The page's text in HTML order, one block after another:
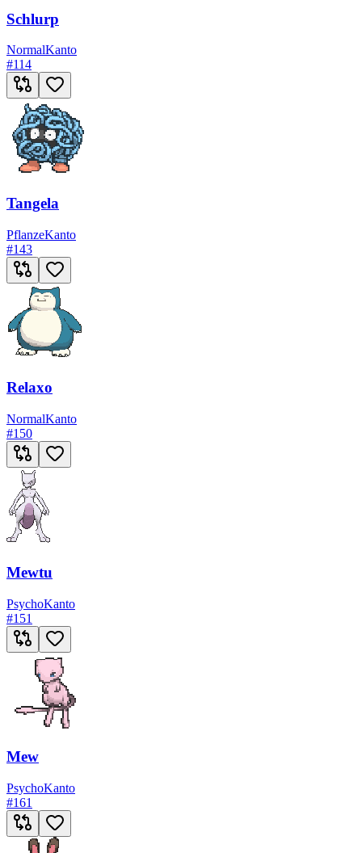
Schlurp
NormalKanto
#114
Tangela
PflanzeKanto
#143
Relaxo
NormalKanto
#150
Mewtu
PsychoKanto
#151
Mew
PsychoKanto
#161